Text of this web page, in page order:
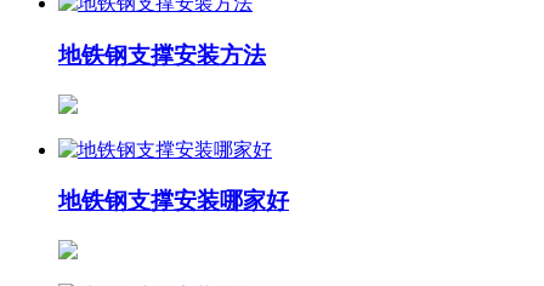
地铁钢支撑安装方法
地铁钢支撑安装哪家好